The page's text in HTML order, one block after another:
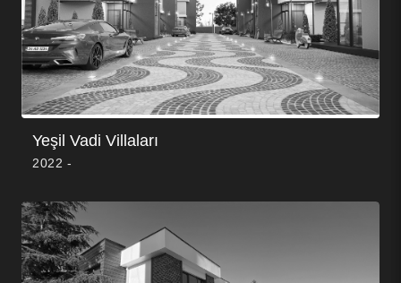
Yeşil Vadi Villaları
2022 -